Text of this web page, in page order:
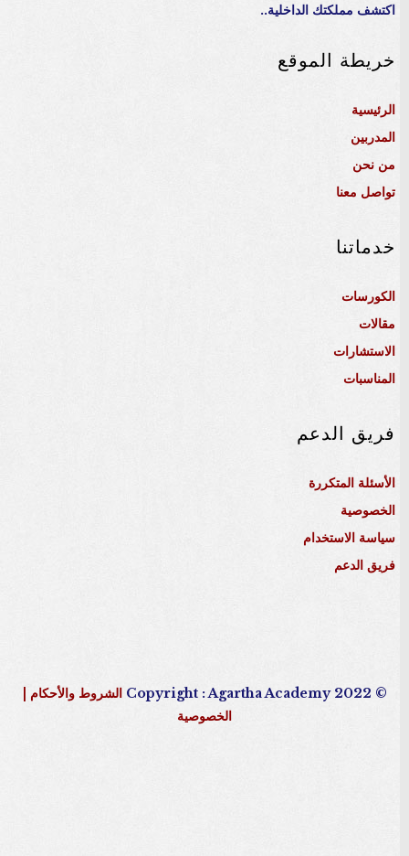
اكتشف مملكتك الداخلية..
خريطة الموقع
الرئيسية
المدربين
من نحن
تواصل معنا
خدماتنا
الكورسات
مقالات
الاستشارات
المناسبات
فريق الدعم
الأسئلة المتكررة
الخصوصية
سياسة الاستخدام
فريق الدعم
© 2022 Copyright : Agartha Academy الشروط والأحكام|
الخصوصية